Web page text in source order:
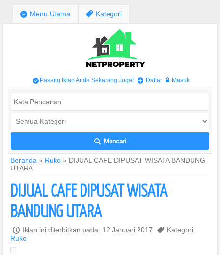
; Menu Utama , Kategori
/ Pasang Iklan Anda Sekarang Juga! + Daftar w Masuk
L Mencari
Beranda » Ruko » DIJUAL CAFE DIPUSAT WISATA BANDUNG
UTARA
DIJUAL CAFE DIPUSAT WISATA
BANDUNG UTARA
P Iklan ini diterbitkan pada: 12 Januari 2017 , Kategori:
Ruko